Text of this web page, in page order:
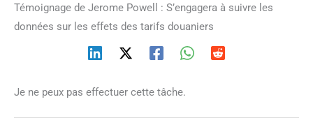
Témoignage de Jerome Powell : S’engagera à suivre les
données sur les effets des tarifs douaniers
Je ne peux pas effectuer cette tâche.